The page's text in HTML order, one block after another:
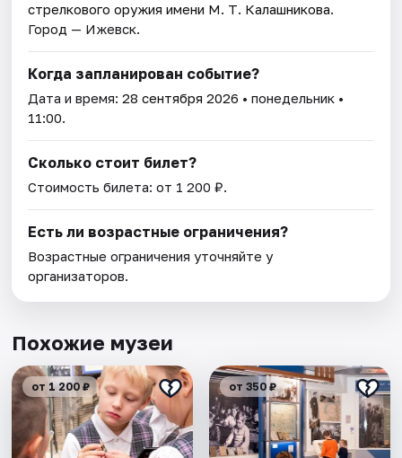
стрелкового оружия имени М. Т. Калашникова.
Город — Ижевск.
Когда запланирован событие?
Дата и время:28 сентября 2026 • понедельник •
11:00.
Сколько стоит билет?
Стоимость билета: от 1 200 ₽.
Есть ли возрастные ограничения?
Возрастные ограничения уточняйте у
организаторов.
Похожие музеи
от 1 200 ₽ от 350 ₽